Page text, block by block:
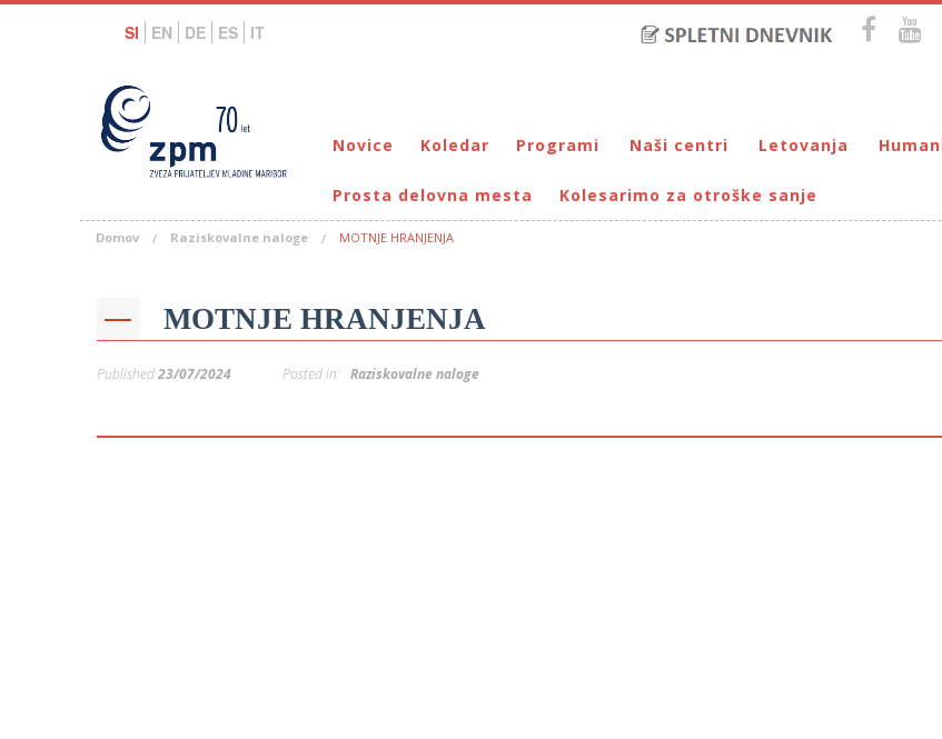
SI EN DE ES IT
Novice Koledar Programi
Bralna značka
Eko programi
Naši centri
DUM Maribor
VIRC Poreč
Letovanja
Letovanje – VIRC Poreč
Letovanje – DMZ na
Prosta delovna mesta Kolesarimo za otroške sanje
Domov Raziskovalne naloge MOTNJE HRANJENJA
MOTNJE HRANJENJA
Published23/07/2024 Posted in: Raziskovalne naloge